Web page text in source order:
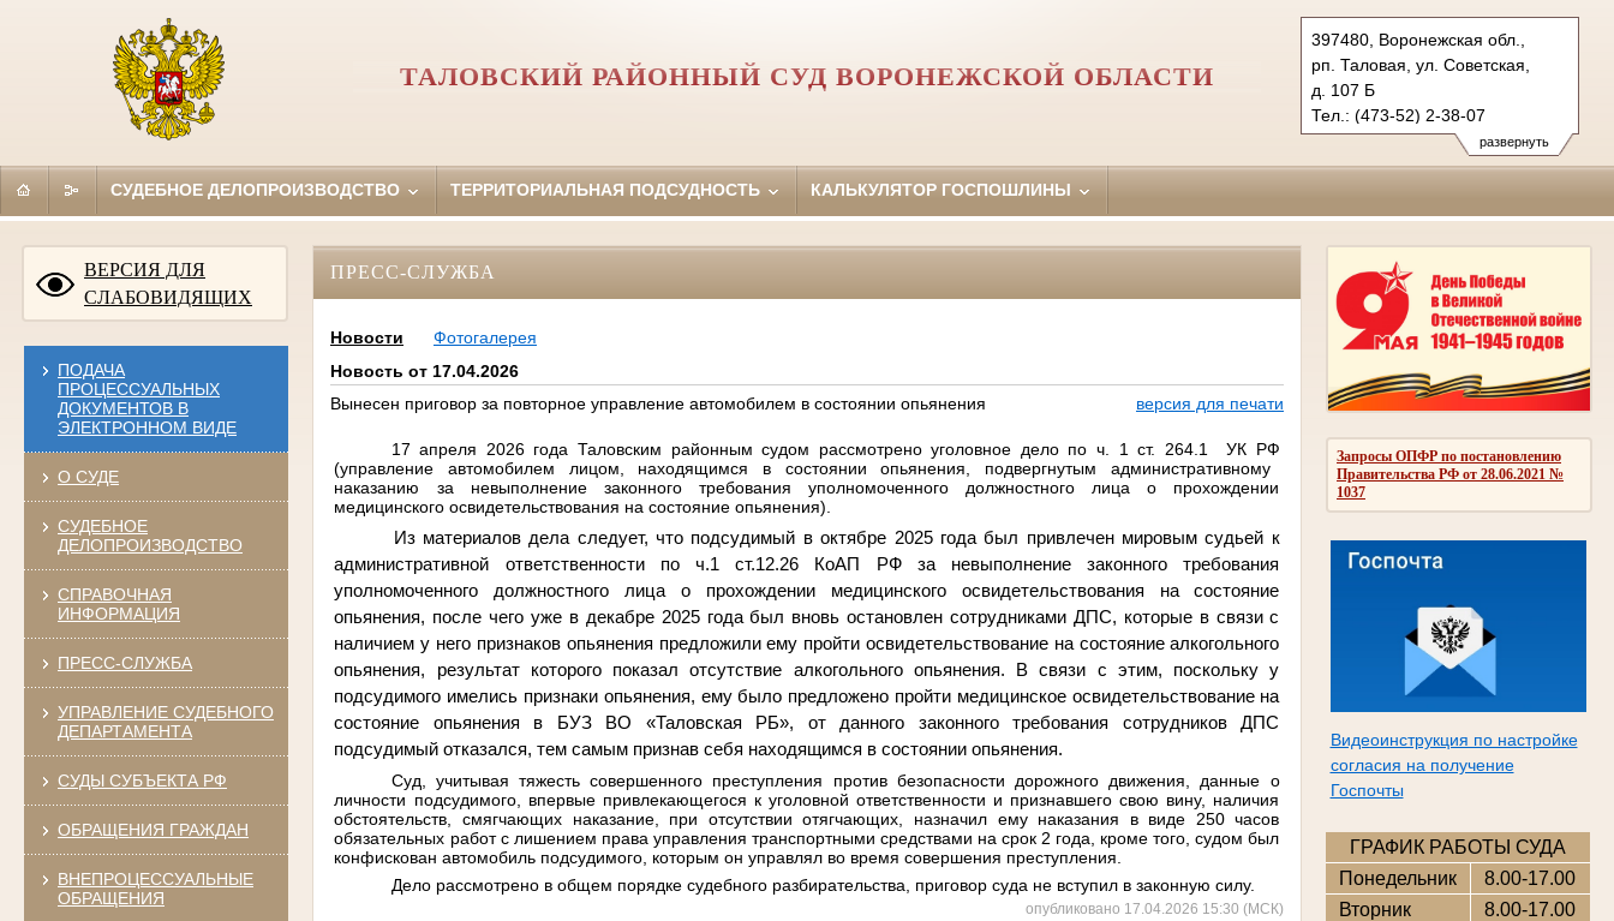
развернуть
397480, Воронежская обл.,
рп. Таловая, ул. Советская,
д. 107 Б
Тел.: (473-52) 2-38-07
talovsky.vrn@sudrf.ru
показать на карте
ТАЛОВСКИЙ РАЙОННЫЙ СУД ВОРОНЕЖСКОЙ ОБЛАСТИ
СУДЕБНОЕ ДЕЛОПРОИЗВОДСТВО ТЕРРИТОРИАЛЬНАЯ ПОДСУДНОСТЬ КАЛЬКУЛЯТОР ГОСПОШЛИНЫ
ВЕРСИЯ ДЛЯ
СЛАБОВИДЯЩИХ
ПОДАЧА
ПРОЦЕССУАЛЬНЫХ
ДОКУМЕНТОВ В
ЭЛЕКТРОННОМ ВИДЕ
О СУДЕ
СУДЕБНОЕ
ДЕЛОПРОИЗВОДСТВО
СПРАВОЧНАЯ
ИНФОРМАЦИЯ
ПРЕСС-СЛУЖБА
УПРАВЛЕНИЕ СУДЕБНОГО
ДЕПАРТАМЕНТА
СУДЫ СУБЪЕКТА РФ
ОБРАЩЕНИЯ ГРАЖДАН
ВНЕПРОЦЕССУАЛЬНЫЕ
ОБРАЩЕНИЯ
Запросы ОПФР по постановлению
Правительства РФ от 28.06.2021 №
1037
Видеоинструкция по настройке
согласия на получение
Госпочты
ГРАФИК РАБОТЫ СУДА
Понедельник
8.00-17.00
Вторник
8.00-17.00
ПРЕСС-СЛУЖБА
Новости
Фотогалерея
Новость от 17.04.2026
Вынесен приговор за повторное управление автомобилем в состоянии опьянения
версия для печати
17 апреля 2026 года Таловским районным судом рассмотрено уголовное дело по ч. 1 ст. 264.1 УК РФ
(управление автомобилем лицом, находящимся в состоянии опьянения, подвергнутым административному
наказанию за невыполнение законного требования уполномоченного должностного лица о прохождении
медицинского освидетельствования на состояние опьянения).
Из материалов дела следует, что подсудимый воктябре 2025 годабыл привлечен мировым судьей к
административной ответственности по ч.1 ст.12.26 КоАП РФ заневыполнение законного требования
уполномоченного должностного лица о прохождении медицинского освидетельствования на состояние
опьянения, после чего уже в декабре 2025 года был вновь остановлен сотрудниками ДПС, которые в связи с
наличием у него признаков опьянения предложили ему пройти освидетельствование на состояние алкогольного
опьянения, результат которого показал отсутствие алкогольного опьянения. В связи с этим, поскольку у
подсудимого имелись признаки опьянения, ему было предложено пройти медицинское освидетельствование на
состояние опьянения в БУЗ ВО «Таловская РБ», от данного законного требования сотрудников ДПС
подсудимый отказался,тем самым признав себя находящимся в состоянии опьянения.
Суд, учитывая тяжесть совершенного преступления
против безопасности дорожного движения , данные о
личности подсудимого, впервые привлекающегося к уголовной ответственности и признавшего свою вину, наличия
обстоятельств, смягчающих наказание, при отсутствии отягчающих, назначил ему наказания в виде 250 часов
обязательных работ с лишением права управления транспортными средствами на срок 2 года, кроме того, судом был
конфискован автомобиль подсудимого, которым он управлял во время совершения преступления
Дело рассмотрено в общем порядке судебного разбирательства, приговор суда не вступил в законную силу.
опубликовано 17.04.2026 15:30 (МСК)